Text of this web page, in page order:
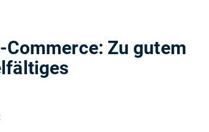
Zu gutem